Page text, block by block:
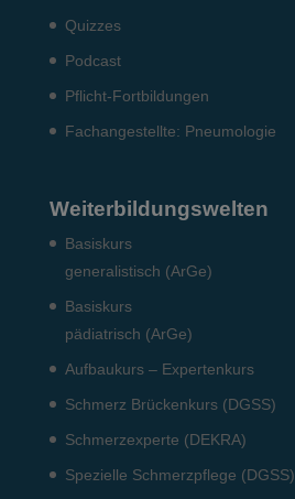
Quizzes
Podcast
Pflicht-Fort­bildun­gen
Fach­angestellte: Pneumo­logie
Weiterbildungswelten
Basiskurs
generalistisch (ArGe)
Basiskurs
pädiatrisch (ArGe)
Aufbaukurs – Expertenkurs
Schmerz Brückenkurs (DGSS)
Schmerzexperte (DEKRA)
Spezielle Schmerzpflege (DGSS)